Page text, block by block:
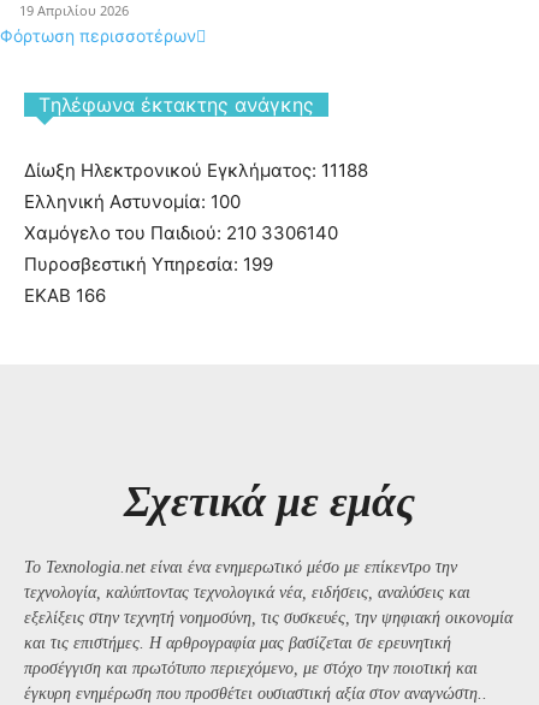
19 Απριλίου 2026
Φόρτωση περισσοτέρων
Tηλέφωνα έκτακτης ανάγκης
Δίωξη Ηλεκτρονικού Εγκλήματος: 11188
Ελληνική Αστυνομία: 100
Χαμόγελο του Παιδιού: 210 3306140
Πυροσβεστική Υπηρεσία: 199
ΕΚΑΒ 166
Σχετικά με εμάς
Το Texnologia.net είναι ένα ενημερωτικό μέσο με επίκεντρο την
τεχνολογία, καλύπτοντας τεχνολογικά νέα, ειδήσεις, αναλύσεις και
εξελίξεις στην τεχνητή νοημοσύνη, τις συσκευές, την ψηφιακή οικονομία
και τις επιστήμες. Η αρθρογραφία μας βασίζεται σε ερευνητική
προσέγγιση και πρωτότυπο περιεχόμενο, με στόχο την ποιοτική και
έγκυρη ενημέρωση που προσθέτει ουσιαστική αξία στον αναγνώστη..